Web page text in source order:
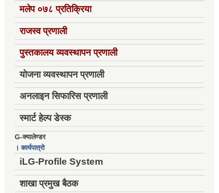
मलेप ०७८ प्रतिक्रिया
राजस्व प्रणाली
पुस्तकालय व्यवस्थापन प्रणाली
योजना व्यवस्थापन प्रणाली
अनलाइन सिफारिस प्रणाली
स्मार्ट हेल्प डेस्क
G-क्यालेण्डर
।कार्यपात्रो
iLG-Profile System
शाखा प्रमुख बैठक